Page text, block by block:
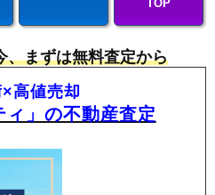
TOP
、まずは無料査定から
高値売却
ィ」の不動産査定